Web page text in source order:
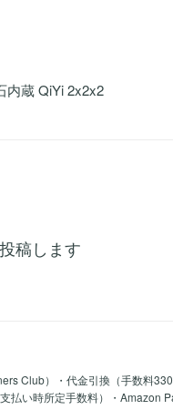
内蔵 QiYi 2x2x2
稿します
Club）・代金引換（手数料
い時所定手数料）・Amazon